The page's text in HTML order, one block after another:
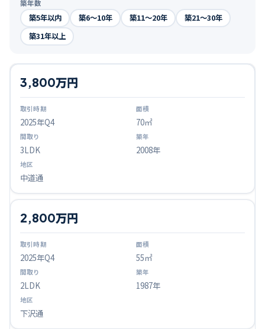
築年数
築5年以内 築6〜10年 築11〜20年
築21〜30年
築31年以上
2025年Q4
3,800万円
70㎡
3LDK 2008年
中道通
2025年Q4
2,800万円
55㎡
2LDK 1987年
下沢通